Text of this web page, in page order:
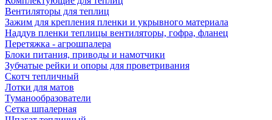
Вентиляторы для теплиц
Зажим для крепления пленки и укрывного материала
Наддув пленки теплицы вентиляторы, гофра, фланец
Перетяжка - агрошпалера
Блоки питания, приводы и намотчики
Зубчатые рейки и опоры для проветривания
Скотч тепличный
Лотки для матов
Туманообразователи
Сетка шпалерная